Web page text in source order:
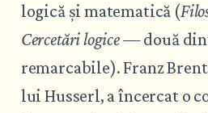
logică și matematică (
Cercetări logice— două
remarcabile). Franz
lui Husserl, a încercat o